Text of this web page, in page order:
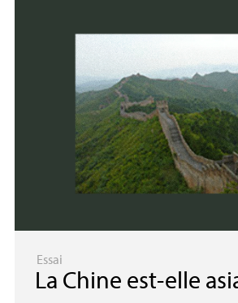
Essai
La Chine est-elle